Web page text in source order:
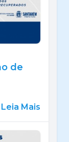
de
Leia Mais